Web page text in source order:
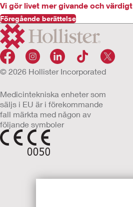
Vi gör livet mer givande och värdigt
Föregående berättelse
© 2026 Hollister Incorporated
Medicintekniska enheter som
säljs i EU är i förekommande
fall märkta med någon av
följande symboler